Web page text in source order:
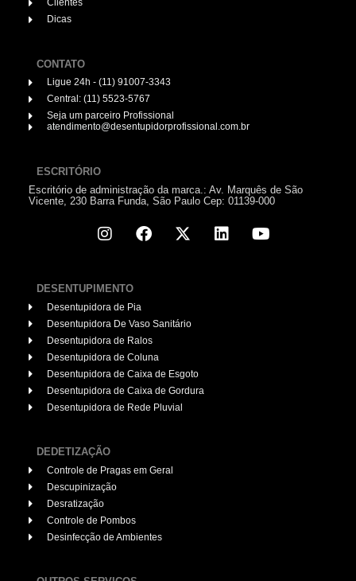
Clientes
Dicas
CONTATO
Ligue 24h - (11) 91007-3343
Central: (11) 5523-5767
Seja um parceiro Profissional
atendimento@desentupidorprofissional.com.br
ESCRITÓRIO
Escritório de administração da marca.: Av. Marquês de São
Vicente, 230 Barra Funda, São Paulo Cep: 01139-000
DESENTUPIMENTO
Desentupidora de Pia
Desentupidora De Vaso Sanitário
Desentupidora de Ralos
Desentupidora de Coluna
Desentupidora de Caixa de Esgoto
Desentupidora de Caixa de Gordura
Desentupidora de Rede Pluvial
DEDETIZAÇÃO
Controle de Pragas em Geral
Descupinização
Desratização
Controle de Pombos
Desinfecção de Ambientes